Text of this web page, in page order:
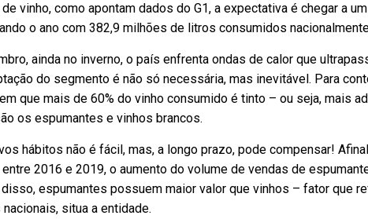
vinho, como apontam dados do G1, a expectativa é chegar a
o ano com 382,9 milhões de litros consumidos
ainda no inverno, o país enfrenta ondas de calor que
do segmento é não só necessária, mas inevitável. Para
que mais de 60% do vinho consumido é tinto – ou seja, mais
os espumantes e vinhos brancos.
hábitos não é fácil, mas, a longo prazo, pode compensar!
entre 2016 e 2019, o aumento do volume de vendas de
espumantes possuem maior valor que vinhos – fator que
situa a entidade.